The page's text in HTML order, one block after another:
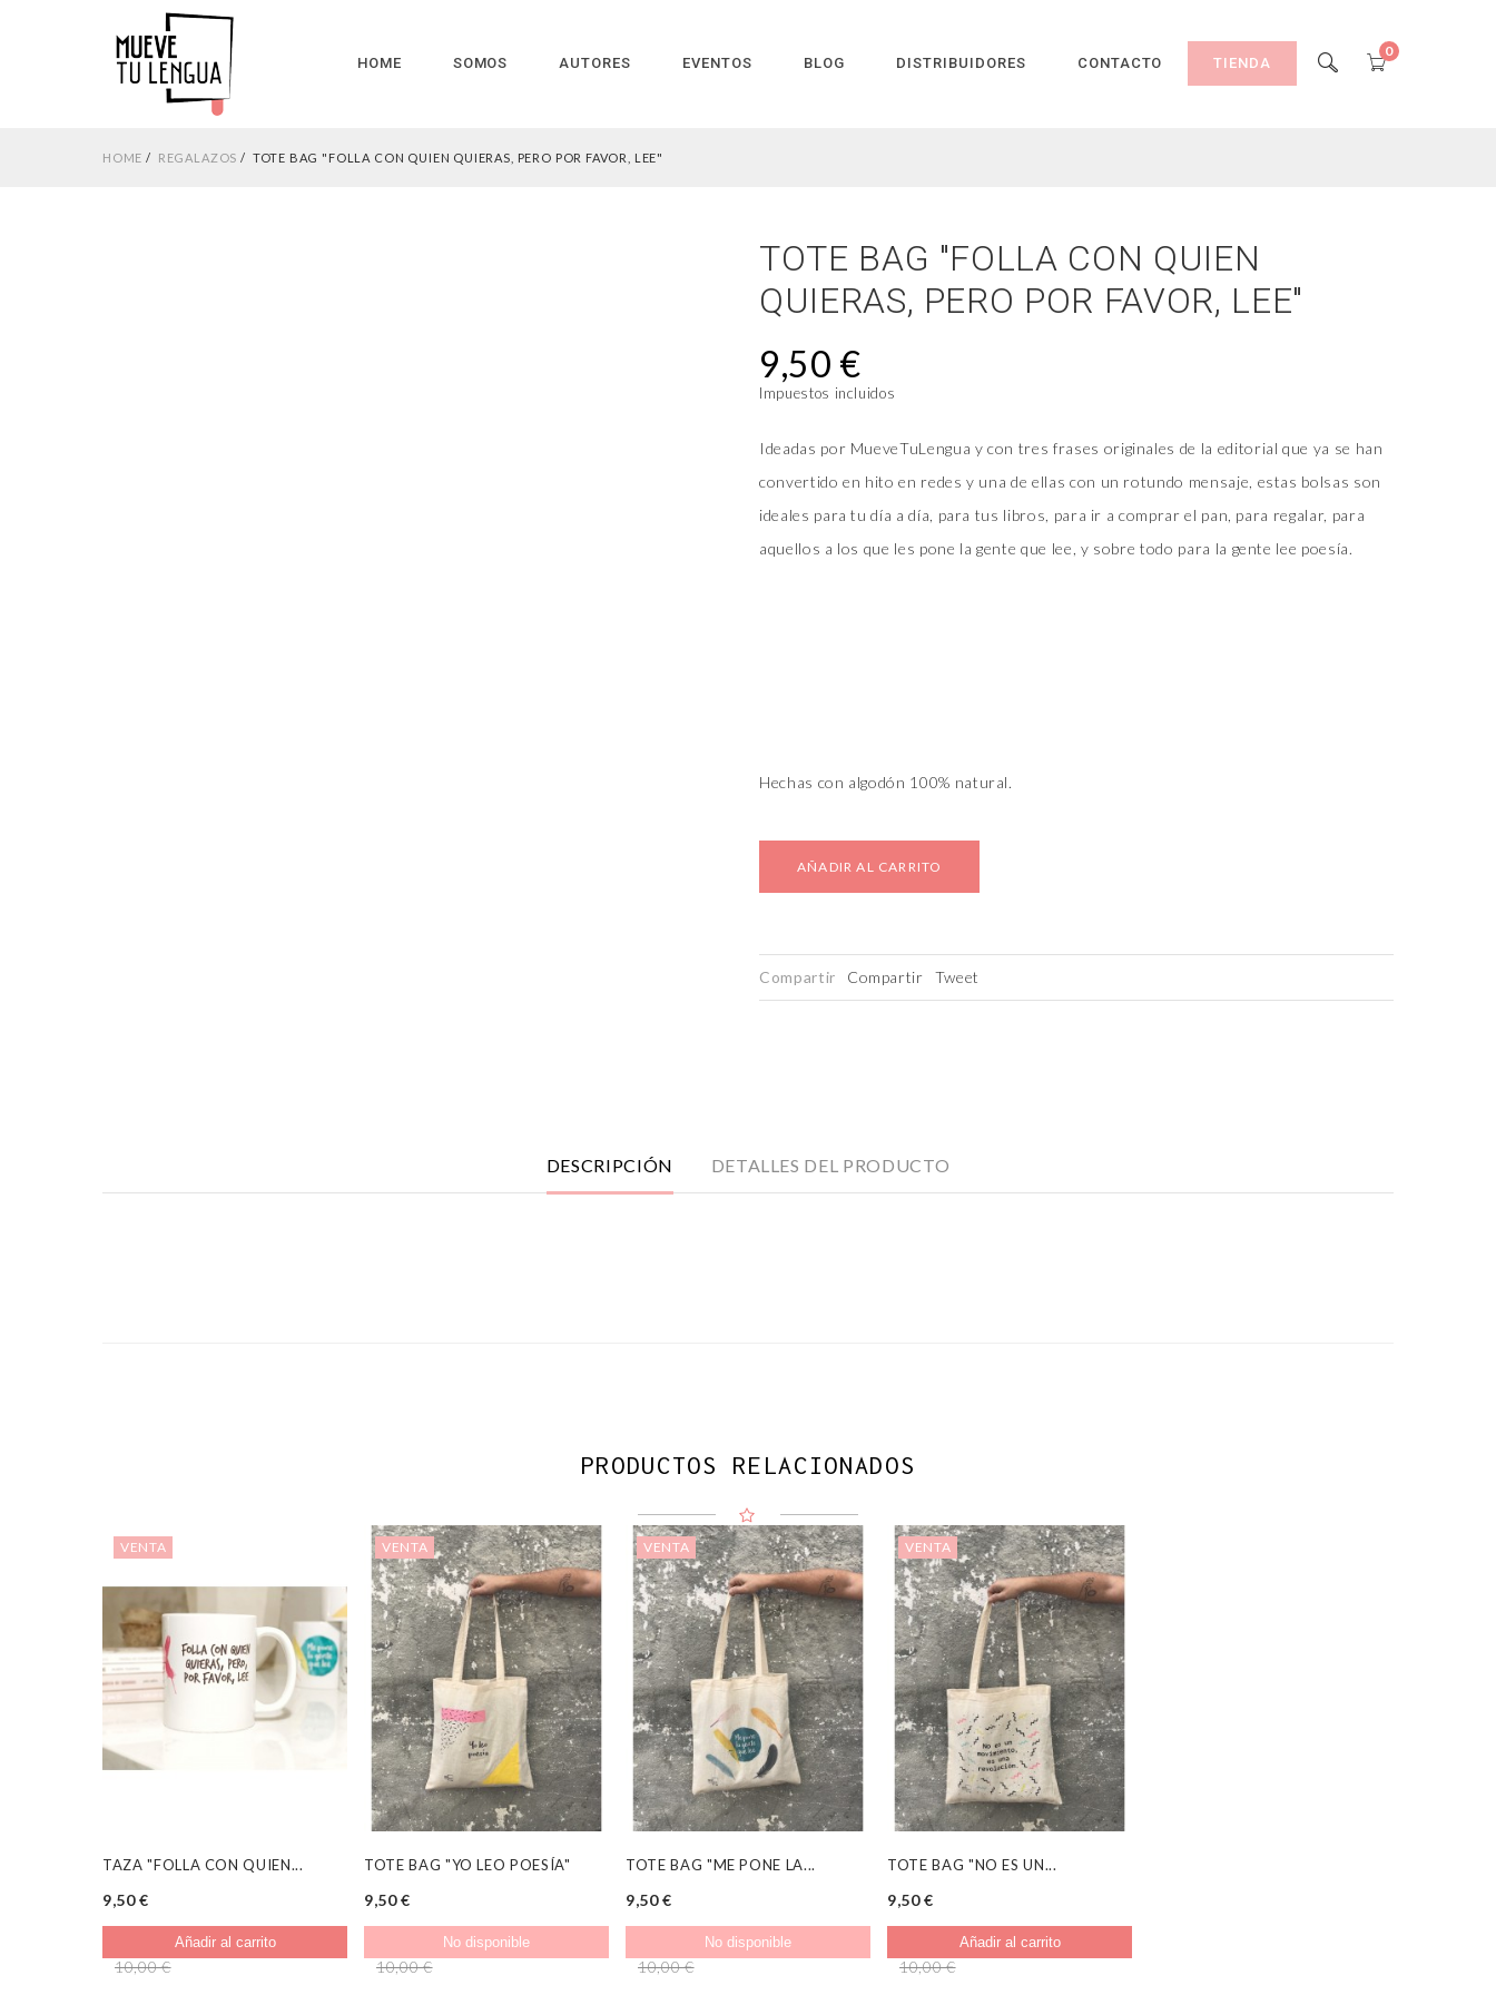
0
HOME SOMOS AUTORES EVENTOS BLOG DISTRIBUIDORES CONTACTO TIENDA
HOME REGALAZOS TOTE BAG "FOLLA CON QUIEN QUIERAS, PERO POR FAVOR, LEE"
TOTE BAG "FOLLA CON QUIEN
QUIERAS, PERO POR FAVOR, LEE"
9,50 €
Impuestos incluidos
Ideadas por MueveTuLengua y con tres frases originales de la editorial que ya se han
convertido en hito en redes y una de ellas con un rotundo mensaje, estas bolsas son
ideales para tu día a día, para tus libros, para ir a comprar el pan, para regalar, para
aquellos a los que les pone la gente que lee, y sobre todo para la gente lee poesía.
Hechas con algodón 100% natural.
AÑADIR AL CARRITO
Compartir Compartir Tweet
DESCRIPCIÓN DETALLES DEL PRODUCTO
PRODUCTOS RELACIONADOS
VENTA
TAZA "FOLLA CON QUIEN...
9,50 €
Añadir al carrito
10,00 €
VENTA
TOTE BAG "YO LEO POESÍA"
9,50 €
No disponible
10,00 €
VENTA
TOTE BAG "ME PONE LA...
9,50 €
No disponible
10,00 €
VENTA
TOTE BAG "NO ES UN...
9,50 €
Añadir al carrito
10,00 €